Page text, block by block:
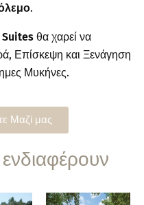
.
Suites θα χαρεί να
Επίσκεψη και Ξενάγηση
Μυκήνες.
Μαζί μας